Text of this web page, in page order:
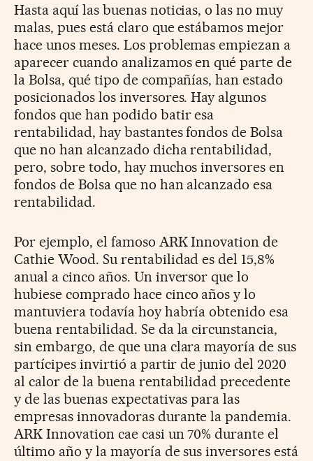
Hasta aquí las buenas noticias, o las no muy
malas, pues está claro que estábamos mejor
hace unos meses. Los problemas empiezan a
aparecer cuando analizamos en qué parte de
la Bolsa, qué tipo de compañías, han estado
posicionados los inversores. Hay algunos
fondos que han podido batir esa
rentabilidad, hay bastantes fondos de Bolsa
que no han alcanzado dicha rentabilidad,
pero, sobre todo, hay muchos inversores en
fondos de Bolsa que no han alcanzado esa
rentabilidad.
Por ejemplo, el famoso ARK Innovation de
Cathie Wood. Su rentabilidad es del 15,8%
anual a cinco años. Un inversor que lo
hubiese comprado hace cinco años y lo
mantuviera todavía hoy habría obtenido esa
buena rentabilidad. Se da la circunstancia,
sin embargo, de que una clara mayoría de sus
partícipes invirtió a partir de junio del 2020
al calor de la buena rentabilidad precedente
y de las buenas expectativas para las
empresas innovadoras durante la pandemia.
ARK Innovation cae casi un 70% durante el
último año y la mayoría de sus inversores está